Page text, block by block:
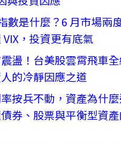
數是什麼？6 月市場兩
，投資更有底氣
盪！台美股雲霄飛車全
的冷靜因應之道
按兵不動，資產為什
券、股票與平衡型資